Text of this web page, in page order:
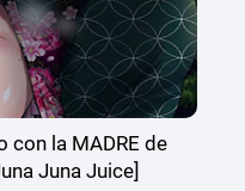
con la MADRE de
Juna Juice]